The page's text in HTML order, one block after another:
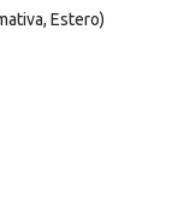
Estero)